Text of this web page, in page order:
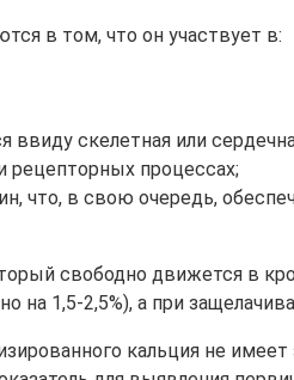
в том, что он участвует в:
ввиду скелетная или
рецепторных процессах;
что, в свою очередь,
свободно движется в
на 1,5-2,5%), а при
кальция не